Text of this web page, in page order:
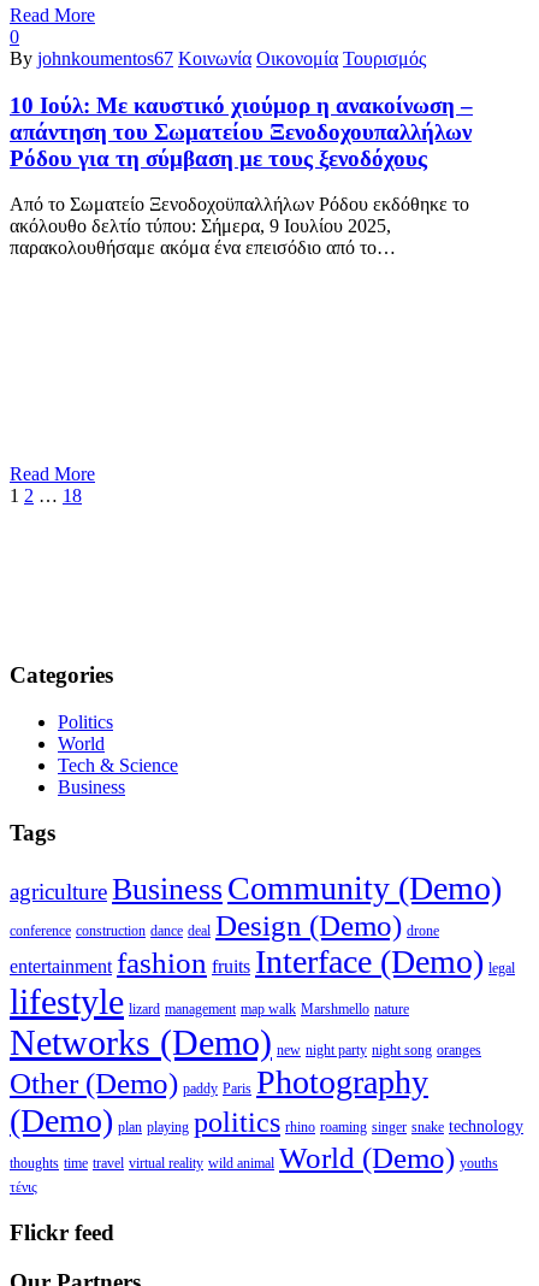
Read More
0
By johnkoumentos67 Κοινωνία Οικονομία Τουρισμός
10 Ιούλ: Με καυστικό χιούμορ η ανακοίνωση –
απάντηση του Σωματείου Ξενοδοχουπαλλήλων
Ρόδου για τη σύμβαση με τους ξενοδόχους
Από το Σωματείο Ξενοδοχοϋπαλλήλων Ρόδου εκδόθηκε το
ακόλουθο δελτίο τύπου: Σήμερα, 9 Ιουλίου 2025,
παρακολουθήσαμε ακόμα ένα επεισόδιο από το…
Read More
1 2 … 18
Categories
Politics
World
Tech & Science
Business
Tags
agricultureBusinessCommunity (Demo)
conference construction dance deal Design (Demo) drone
entertainment fashion fruits Interface (Demo) legal
lifestyle lizard management map walk Marshmello nature
Networks (Demo) new night party night song oranges
Other (Demo) paddy Paris Photography
(Demo) plan playing politics rhino roaming singer snake technology
thoughts time travel virtual reality wild animal World (Demo) youths
τένις
Flickr feed